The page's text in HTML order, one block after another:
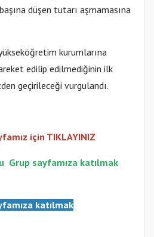
düşen tutarı aşmamasına
kurumlarına
edilip edilmediğinin ilk
geçirileceği vurgulandı.
için TIKLAYINIZ
Grup sayfamıza katılmak
katılmak